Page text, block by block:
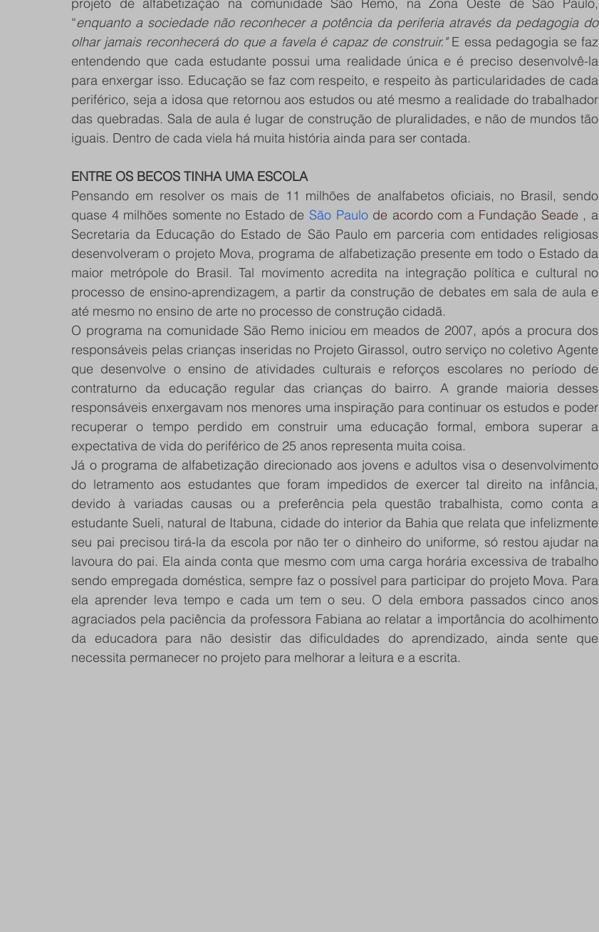
“enquanto a sociedade não reconhecer a potência da periferia através da pedagogia do
olhar jamais reconhecerá do que a favela é capaz de construir." E essa pedagogia se faz
entendendo que cada estudante possui uma realidade única e é preciso desenvolvê-la
para enxergar isso. Educação se faz com respeito, e respeito às particularidades de cada
periférico, seja a idosa que retornou aos estudos ou até mesmo a realidade do trabalhador
das quebradas. Sala de aula é lugar de construção de pluralidades, e não de mundos tão
iguais. Dentro de cada viela há muita história ainda para ser contada.
ENTRE OS BECOS TINHA UMA ESCOLA
Pensando em resolver os mais de 11 milhões de analfabetos oficiais, no Brasil, sendo
quase 4 milhões somente no Estado de São Paulo de acordo com a Fundação Seade , a
Secretaria da Educação do Estado de São Paulo em parceria com entidades religiosas
desenvolveram o projeto Mova, programa de alfabetização presente em todo o Estado da
maior metrópole do Brasil. Tal movimento acredita na integração política e cultural no
processo de ensino-aprendizagem, a partir da construção de debates em sala de aula e
até mesmo no ensino de arte no processo de construção cidadã.
O programa na comunidade São Remo iniciou em meados de 2007, após a procura dos
responsáveis pelas crianças inseridas no Projeto Girassol, outro serviço no coletivo Agente
que desenvolve o ensino de atividades culturais e reforços escolares no período de
contraturno da educação regular das crianças do bairro. A grande maioria desses
responsáveis enxergavam nos menores uma inspiração para continuar os estudos e poder
recuperar o tempo perdido em construir uma educação formal, embora superar a
expectativa de vida do periférico de 25 anos representa muita coisa.
Já o programa de alfabetização direcionado aos jovens e adultos visa o desenvolvimento
do letramento aos estudantes que foram impedidos de exercer tal direito na infância,
devido à variadas causas ou a preferência pela questão trabalhista, como conta a
estudante Sueli, natural de Itabuna, cidade do interior da Bahia que relata que infelizmente
seu pai precisou tirá-la da escola por não ter o dinheiro do uniforme, só restou ajudar na
lavoura do pai. Ela ainda conta que mesmo com uma carga horária excessiva de trabalho
sendo empregada doméstica, sempre faz o possível para participar do projeto Mova. Para
ela aprender leva tempo e cada um tem o seu. O dela embora passados cinco anos
agraciados pela paciência da professora Fabiana ao relatar a importância do acolhimento
da educadora para não desistir das dificuldades do aprendizado, ainda sente que
necessita permanecer no projeto para melhorar a leitura e a escrita.